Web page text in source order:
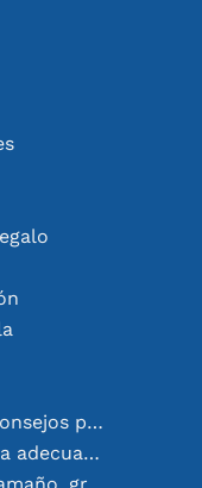
Soldar como un profesional: consejos para conexiones electrónicas perfectas
Elegir el sensor de temperatura adecuado [youtube]